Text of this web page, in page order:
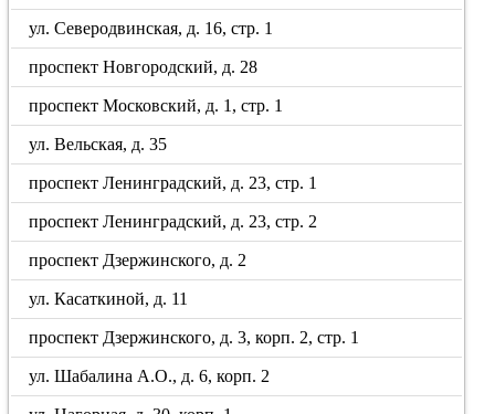
ул. Северодвинская, д. 16, стр. 1
проспект Новгородский, д. 28
проспект Московский, д. 1, стр. 1
ул. Вельская, д. 35
проспект Ленинградский, д. 23, стр. 1
проспект Ленинградский, д. 23, стр. 2
проспект Дзержинского, д. 2
ул. Касаткиной, д. 11
проспект Дзержинского, д. 3, корп. 2, стр. 1
ул. Шабалина А.О., д. 6, корп. 2